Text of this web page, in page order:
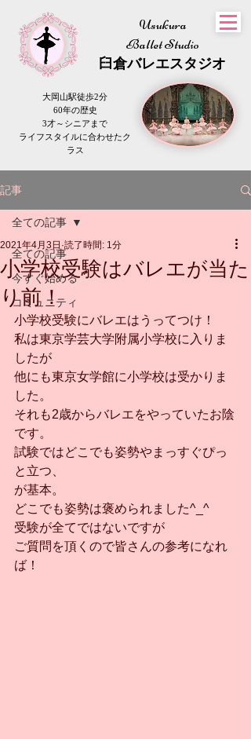
Usukura
Ballet Studio
​臼倉バレエスタジオ
大岡山駅徒歩2分
60年の歴史
3才～シニアまで
​ライフスタイルに合わせたク
ラス
記事
全ての記事
今すぐ始める
コミュニティ
全ての記事
小学校受験はバレエが当た
り前！
2021年4月3日 読了時間: 1分
小学校受験にバレエはうってつけ！
私は東京学芸大学附属小学校に入りま
したが
他にも東京女学館に小学校は受かりま
した。
それも2歳からバレエをやっていたお陰
です。
試験ではどこでも姿勢やまっすぐぴっ
と立つ、
が基本。
どこでも姿勢は褒められました^_^
受験が全てではないですが
ご質問を頂くので皆さんの参考になれ
ば！